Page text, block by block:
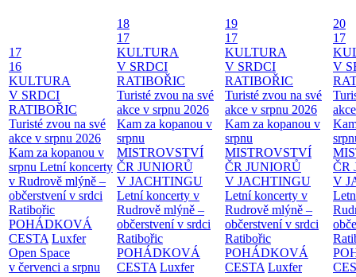
17
16
KULTURA
V SRDCI
RATIBOŘIC
Turisté zvou na své
akce v srpnu 2026
Kam za kopanou v
srpnu Letní koncerty
v Rudrově mlýně –
občerstvení v srdci
Ratibořic
POHÁDKOVÁ
CESTA Luxfer
Open Space
v červenci a srpnu
18
17
KULTURA
V SRDCI
RATIBOŘIC
Turisté zvou na své
akce v srpnu 2026
Kam za kopanou v
srpnu
MISTROVSTVÍ
ČR JUNIORŮ
V JACHTINGU
Letní koncerty v
Rudrově mlýně –
občerstvení v srdci
Ratibořic
POHÁDKOVÁ
CESTA Luxfer
19
17
KULTURA
V SRDCI
RATIBOŘIC
Turisté zvou na své
akce v srpnu 2026
Kam za kopanou v
srpnu
MISTROVSTVÍ
ČR JUNIORŮ
V JACHTINGU
Letní koncerty v
Rudrově mlýně –
občerstvení v srdci
Ratibořic
POHÁDKOVÁ
CESTA Luxfer
20
17
V
ČR
V